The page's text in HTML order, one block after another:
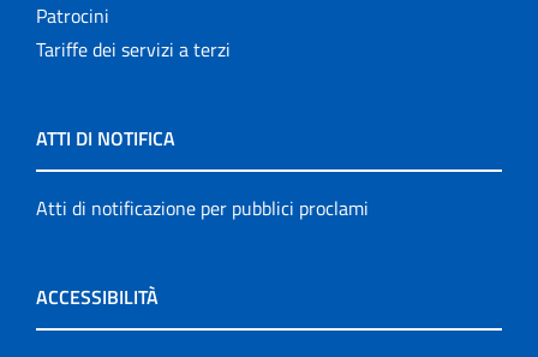
Patrocini
Tariffe dei servizi a terzi
ATTI DI NOTIFICA
Atti di notificazione per pubblici proclami
ACCESSIBILITÀ